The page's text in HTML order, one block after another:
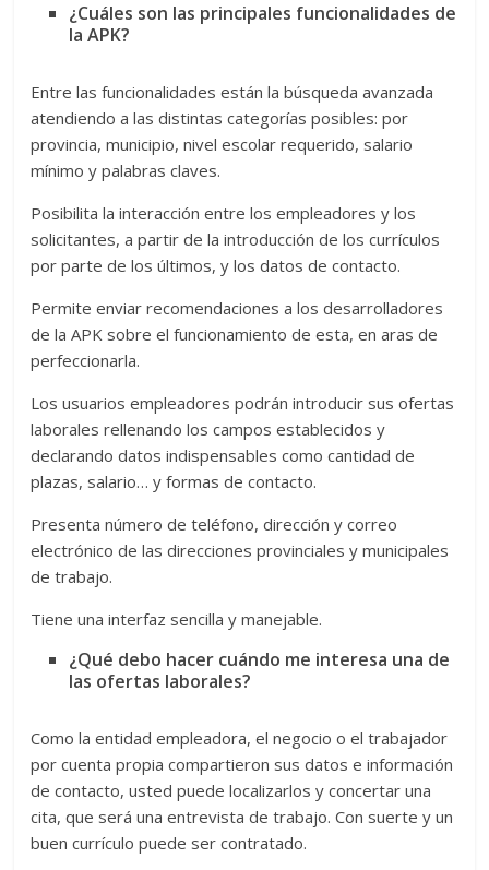
¿Cuáles son las principales funcionalidades de
la APK?
Entre las funcionalidades están la búsqueda avanzada
atendiendo a las distintas categorías posibles: por
provincia, municipio, nivel escolar requerido, salario
mínimo y palabras claves.
Posibilita la interacción entre los empleadores y los
solicitantes, a partir de la introducción de los currículos
por parte de los últimos, y los datos de contacto.
Permite enviar recomendaciones a los desarrolladores
de la APK sobre el funcionamiento de esta, en aras de
perfeccionarla.
Los usuarios empleadores podrán introducir sus ofertas
laborales rellenando los campos establecidos y
declarando datos indispensables como cantidad de
plazas, salario… y formas de contacto.
Presenta número de teléfono, dirección y correo
electrónico de las direcciones provinciales y municipales
de trabajo.
Tiene una interfaz sencilla y manejable.
¿Qué debo hacer cuándo me interesa una de
las ofertas laborales?
Como la entidad empleadora, el negocio o el trabajador
por cuenta propia compartieron sus datos e información
de contacto, usted puede localizarlos y concertar una
cita, que será una entrevista de trabajo. Con suerte y un
buen currículo puede ser contratado.